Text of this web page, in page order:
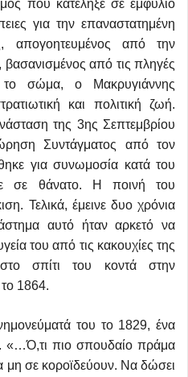
που κατέληξε σε εμφύλιο
για την επαναστατημένη
απογοητευμένος από την
βασανισμένος από τις πληγές
σώμα, ο Μακρυγιάννης
και πολιτική ζωή.
της 3ης Σεπτεμβρίου
Συντάγματος από τον
για συνωμοσία κατά του
σε θάνατο. Η ποινή του
Τελικά, έμεινε δυο χρόνια
αυτό ήταν αρκετό να
του από τις κακουχίες της
σπίτι του κοντά στην
1864.
του το 1829, ένα
«…Ό,τι πιο σπουδαίο πράμα
σε κοροϊδεύουν. Να δώσει